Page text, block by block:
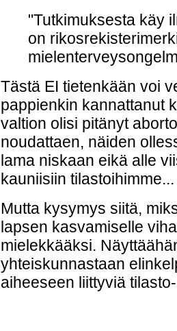
"Tutkimuksesta käy
on
Tästä EI tietenkään voi
pappienkin kannattanut
valtion olisi pitänyt
noudattaen, näiden
lama niskaan eikä alle
kauniisiin tilastoihimme...
Mutta kysymys siitä,
lapsen kasvamiselle
mielekkääksi.
yhteiskunnastaan
aiheeseen liittyviä